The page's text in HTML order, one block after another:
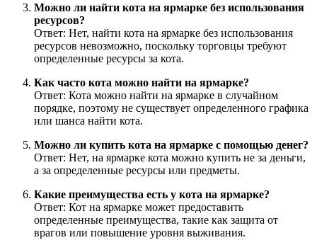
Можно ли найти кота на ярмарке без использования
ресурсов?
Ответ: Нет, найти кота на ярмарке без использования
ресурсов невозможно, поскольку торговцы требуют
определенные ресурсы за кота.
Как часто кота можно найти на ярмарке?
Ответ: Кота можно найти на ярмарке в случайном
порядке, поэтому не существует определенного графика
или шанса найти кота.
Можно ли купить кота на ярмарке с помощью денег?
Ответ: Нет, на ярмарке кота можно купить не за деньги,
а за определенные ресурсы или предметы.
Какие преимущества есть у кота на ярмарке?
Ответ: Кот на ярмарке может предоставить
определенные преимущества, такие как защита от
врагов или повышение уровня выживания.